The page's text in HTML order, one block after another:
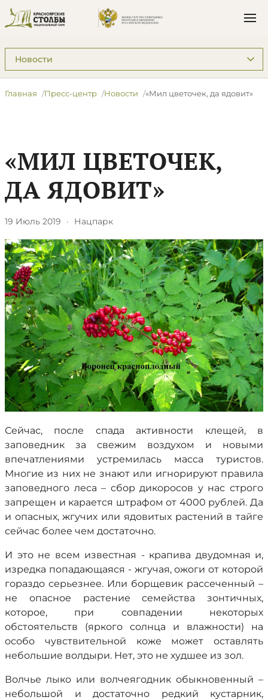
Подразделы: Пресс-центр
Главная Пресс-центр Новости «Мил цветочек, да ядовит»
«МИЛ ЦВЕТОЧЕК,
ДА ЯДОВИТ»
19 Июль 2019 · Нацпарк
Сейчас, после спада активности клещей, в
заповедник за свежим воздухом и новыми
впечатлениями устремилась масса туристов.
Многие из них не знают или игнорируют правила
заповедного леса – сбор дикоросов у нас строго
запрещен и карается штрафом от 4000 рублей. Да
и опасных, жгучих или ядовитых растений в тайге
сейчас более чем достаточно.
И это не всем известная - крапива двудомная и,
изредка попадающаяся - жгучая, ожоги от которой
гораздо серьезнее. Или борщевик рассеченный –
не опасное растение семейства зонтичных,
которое, при совпадении некоторых
обстоятельств (яркого солнца и влажности) на
особо чувствительной коже может оставлять
небольшие волдыри. Нет, это не худшее из зол.
Волчье лыко или волчеягодник обыкновенный –
небольшой и достаточно редкий кустарник,